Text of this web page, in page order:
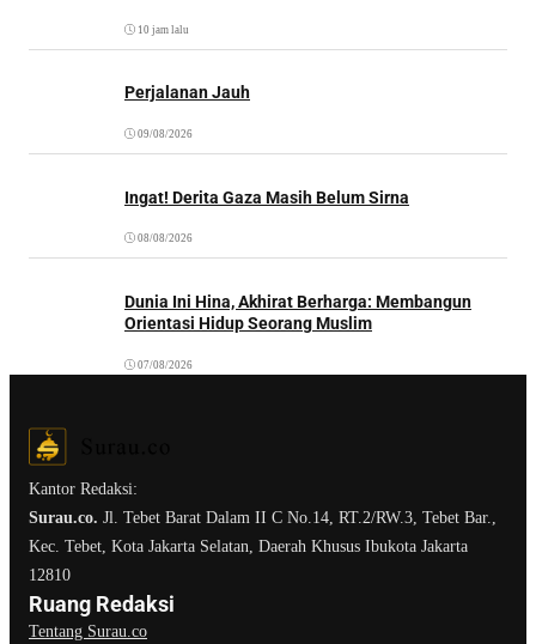
10 jam lalu
Perjalanan Jauh
09/08/2026
Ingat! Derita Gaza Masih Belum Sirna
08/08/2026
Dunia Ini Hina, Akhirat Berharga: Membangun
Orientasi Hidup Seorang Muslim
07/08/2026
Kantor Redaksi:
Surau.co. Jl. Tebet Barat Dalam II C No.14, RT.2/RW.3, Tebet Bar.,
Kec. Tebet, Kota Jakarta Selatan, Daerah Khusus Ibukota Jakarta
12810
Ruang Redaksi
Tentang Surau.co